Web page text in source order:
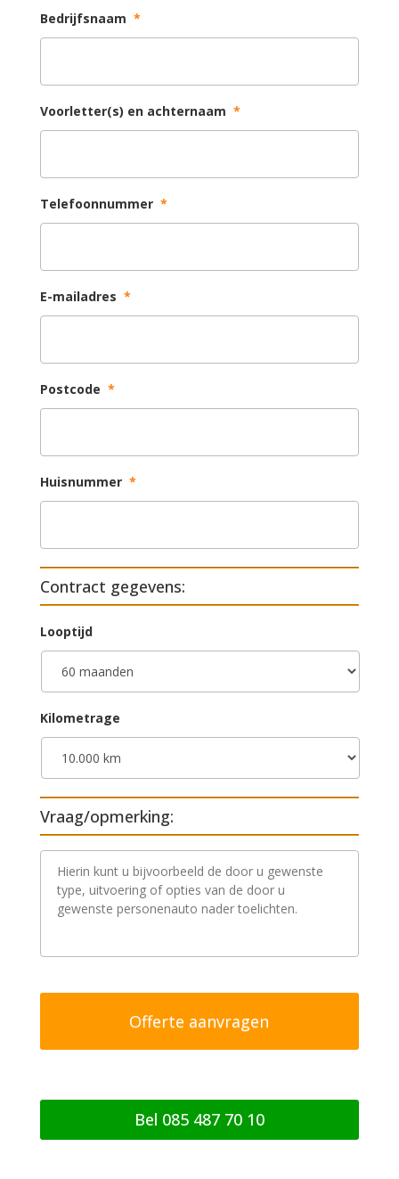
Bedrijfsnaam *
Voorletter(s) en achternaam *
Telefoonnummer *
E-mailadres *
Postcode *
Huisnummer *
Contract gegevens:
Looptijd
Kilometrage
Vraag/opmerking:
V
o
i
Bel 085 487 70 10